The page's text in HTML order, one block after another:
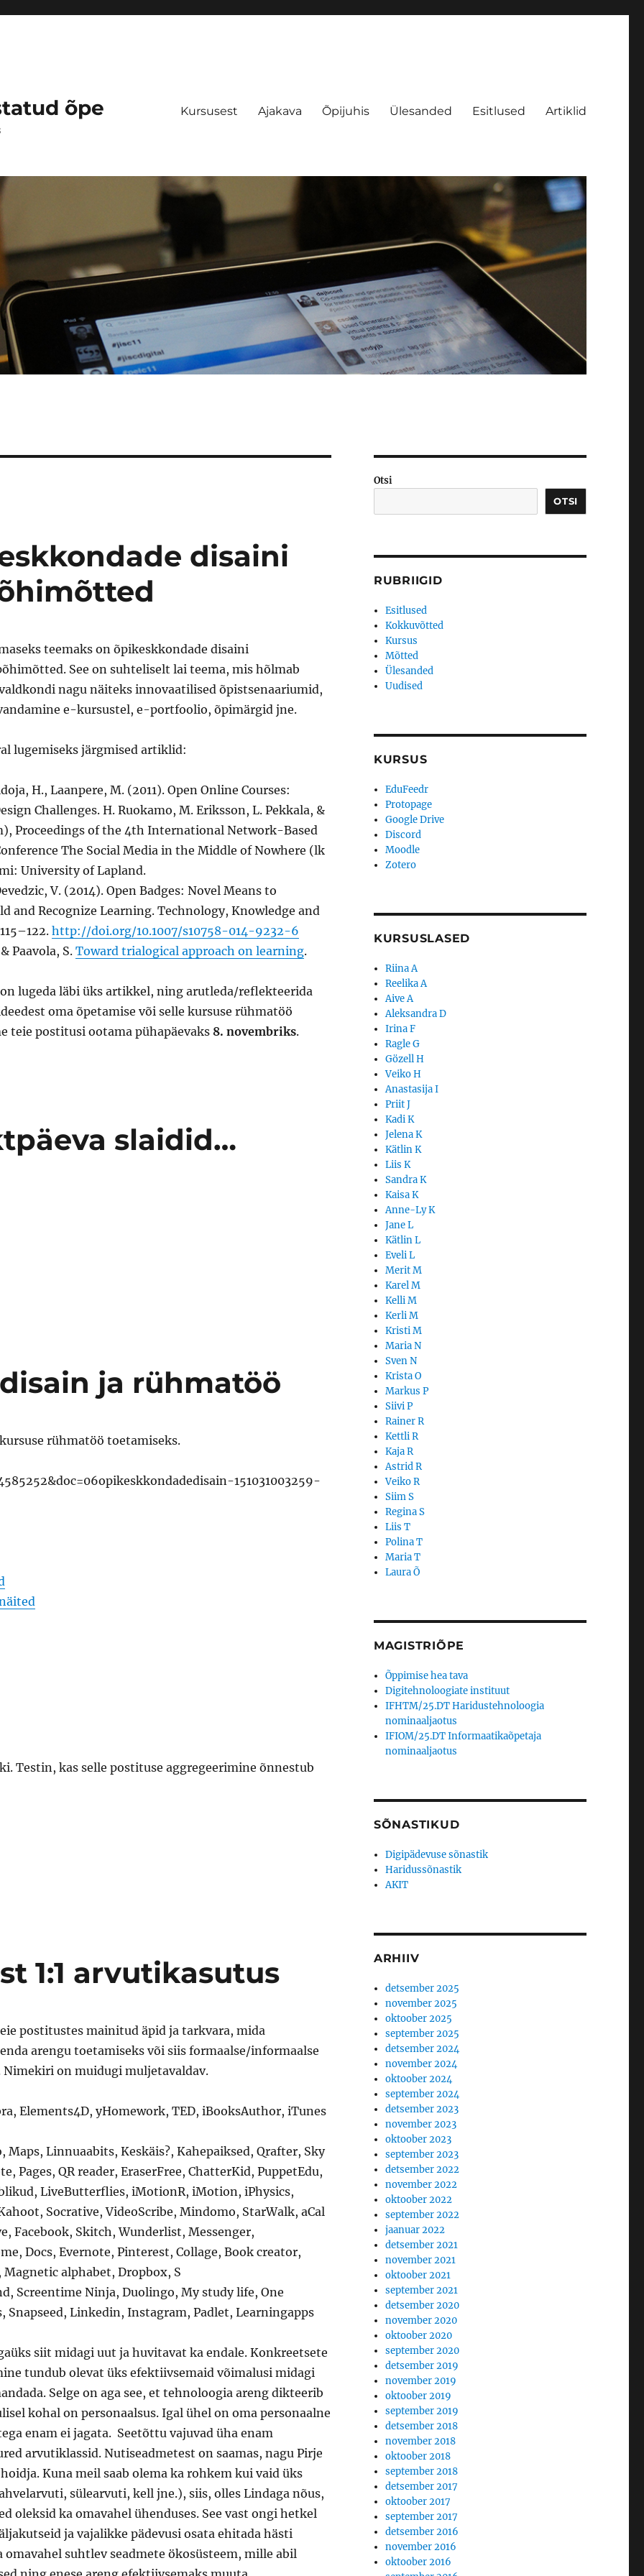
õpe Kursusest Ajakava Õpijuhis Ülesanded Esitlused Artiklid
disaini
teemaks on õpikeskkondade disaini
See on suhteliselt lai teema, mis hõlmab
nagu näiteks innovaatilised õpistsenaariumid,
e-kursustel, e-portfoolio, õpimärgid jne.
lugemiseks järgmised artiklid:
H., Laanpere, M. (2011). Open Online Courses:
Challenges. H. Ruokamo, M. Eriksson, L. Pekkala, &
Proceedings of the 4th International Network-Based
The Social Media in the Middle of Nowhere (lk
University of Lapland.
V. (2014). Open Badges: Novel Means to
and Recognize Learning. Technology, Knowledge and
http://doi.org/10.1007/s10758-014-9232-6
Paavola, S.Toward trialogical approach on learning.
lugeda läbi üks artikkel, ning arutleda/reflekteerida
oma õpetamise või selle kursuse rühmatöö
teie postitusi ootama pühapäevaks8. novembriks.
slaidid…
ja rühmatöö
rühmatöö toetamiseks.
151031003259-
Testin, kas selle postituse aggregeerimine õnnestub
1:1 arvutikasutus
postitustes mainitud äpid ja tarkvara, mida
arengu toetamiseks või siis formaalse/informaalse
Nimekiri on muidugi muljetavaldav.
Elements4D, yHomework, TED, iBooksAuthor, iTunes
Maps, Linnuaabits, Keskäis?, Kahepaiksed, Qrafter, Sky
Pages, QR reader, EraserFree, ChatterKid, PuppetEdu,
LiveButterflies, iMotionR, iMotion, iPhysics,
Socrative, VideoScribe, Mindomo, StarWalk, aCal
Facebook, Skitch, Wunderlist, Messenger,
Docs, Evernote, Pinterest, Collage, Book creator,
Magnetic alphabet, Dropbox, S
Screentime Ninja, Duolingo, My study life, One
Snapseed, Linkedin, Instagram, Padlet, Learningapps
siit midagi uut ja huvitavat ka endale. Konkreetsete
tundub olevat üks efektiivsemaid võimalusi midagi
Selge on aga see, et tehnoloogia areng dikteerib
kohal on personaalsus. Igal ühel on oma personaalne
enam ei jagata. Seetõttu vajuvad üha enam
arvutiklassid. Nutiseadmetest on saamas, nagu Pirje
Kuna meil saab olema ka rohkem kui vaid üks
sülearvuti, kell jne.), siis, olles Lindaga nõus,
oleksid ka omavahel ühenduses. See vast ongi hetkel
ja vajalikke pädevusi osata ehitada hästi
suhtlev seadmete ökosüsteem, mille abil
Otsi
OTSI
RUBRIIGID
Esitlused
Kokkuvõtted
Kursus
Mõtted
Ülesanded
Uudised
KURSUS
EduFeedr
Protopage
Google Drive
Discord
Moodle
Zotero
KURSUSLASED
Riina A
Reelika A
Aive A
Aleksandra D
Irina F
Ragle G
Gözell H
Veiko H
Anastasija I
Priit J
Kadi K
Jelena K
Kätlin K
Liis K
Sandra K
Kaisa K
Anne-Ly K
Jane L
Kätlin L
Eveli L
Merit M
Karel M
Kelli M
Kerli M
Kristi M
Maria N
Sven N
Krista O
Markus P
Siivi P
Rainer R
Kettli R
Kaja R
Astrid R
Veiko R
Siim S
Regina S
Liis T
Polina T
Maria T
Laura Õ
MAGISTRIÕPE
Õppimise hea tava
Digitehnoloogiate instituut
IFHTM/25.DT Haridustehnoloogia
nominaaljaotus
IFIOM/25.DT Informaatikaõpetaja
nominaaljaotus
SÕNASTIKUD
Digipädevuse sõnastik
Haridussõnastik
AKIT
ARHIIV
detsember 2025
november 2025
oktoober 2025
september 2025
detsember 2024
november 2024
oktoober 2024
september 2024
detsember 2023
november 2023
oktoober 2023
september 2023
detsember 2022
november 2022
oktoober 2022
september 2022
jaanuar 2022
detsember 2021
november 2021
oktoober 2021
september 2021
detsember 2020
november 2020
oktoober 2020
september 2020
detsember 2019
november 2019
oktoober 2019
september 2019
detsember 2018
november 2018
oktoober 2018
september 2018
detsember 2017
oktoober 2017
september 2017
detsember 2016
november 2016
oktoober 2016